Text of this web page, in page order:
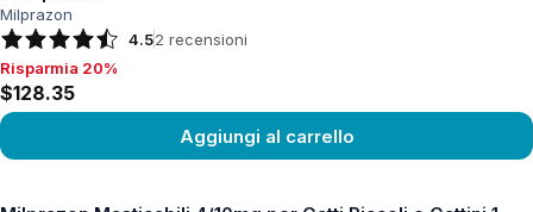
Milprazon
4.52 recensioni
Risparmia 20%, $128.35
Risparmia 20%
$128.35
Aggiungi al carrello